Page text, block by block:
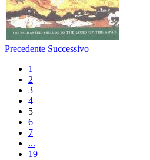
Precedente Successivo
1
2
3
4
5
6
7
...
19